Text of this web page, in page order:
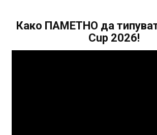
Како ПАМЕТНО да
Cup 2026!